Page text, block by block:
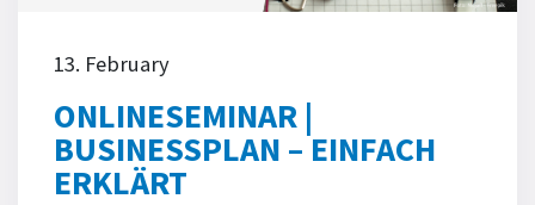
13. February
ONLINESEMINAR |
BUSINESSPLAN – EINFACH
ERKLÄRT